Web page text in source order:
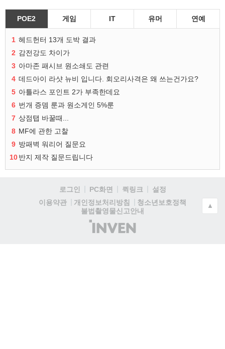
POE2 게임 IT 유머 연예
1 헤드헌터 13개 도박 결과
2 감전강도 차이가
3 아마존 패시브 원소쇄도 관련
4 데드아이 라샷 뉴비 입니다. 회오리사격은 왜 쓰는건가요?
5 아틀라스 포인트 2가 부족한데요
6 번개 증뎀 룬과 원소게인 5%룬
7 상점탭 바꿀때...
8 MF에 관한 고찰
9 방패벽 워리어 질문요
10반지 제작 질문드립니다
로그인 PC화면 퀵링크
설정
이용약관
개인정보처리방침
청소년보호정책
불법촬영물신고안내
(주)
인
▲